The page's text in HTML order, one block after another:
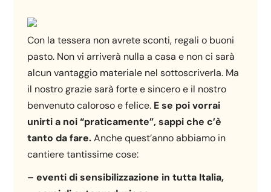
Con la tessera non avrete sconti, regali o buoni
pasto. Non vi arriverà nulla a casa e non ci sarà
alcun vantaggio materiale nel sottoscriverla. Ma
il nostro grazie sarà forte e sincero e il nostro
benvenuto caloroso e felice. E se poi vorrai
unirti a noi “praticamente”, sappi che c’è
tanto da fare.Anche quest’anno abbiamo in
cantiere tantissime cose:
– eventi di sensibilizzazione in tutta Italia,